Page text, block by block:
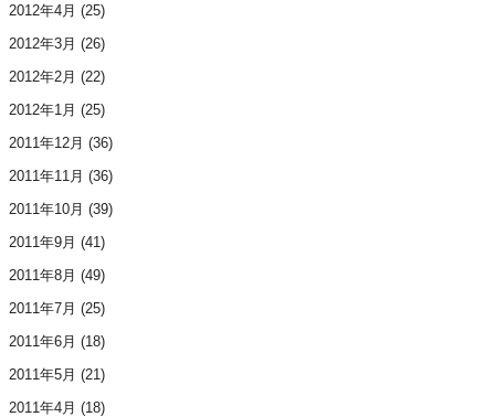
2012年4月 (25)
2012年3月 (26)
2012年2月 (22)
2012年1月 (25)
2011年12月 (36)
2011年11月 (36)
2011年10月 (39)
2011年9月 (41)
2011年8月 (49)
2011年7月 (25)
2011年6月 (18)
2011年5月 (21)
2011年4月 (18)